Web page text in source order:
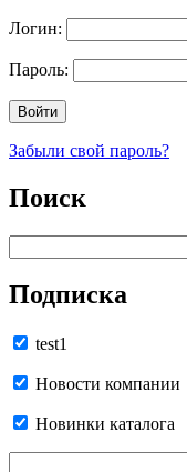
Логин:
Пароль:
Забыли свой пароль?
Поиск
Подписка
test1
Новости компании
Новинки каталога